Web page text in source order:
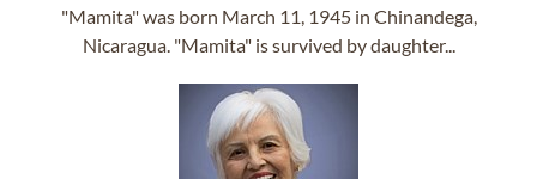
"Mamita" was born March 11, 1945 in Chinandega,
Nicaragua. "Mamita" is survived by daughter...